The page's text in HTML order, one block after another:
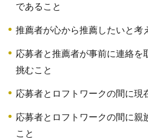
であること
推薦者が心から推薦したいと考
応募者と推薦者が事前に連絡を
挑むこと
応募者とロフトワークの間に現
応募者とロフトワークの間に親
こと